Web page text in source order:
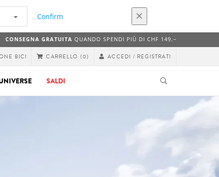
Confirm
CONSEGNA GRATUITA QUANDO SPENDI PIÙ DI CHF 149.−
BICI CARRELLO (0) ACCEDI / REGISTRATI
SALDI